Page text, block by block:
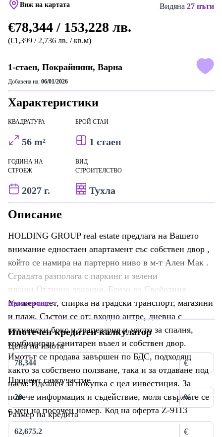
Виж на картата Видяна 27 пъти
€78,344 / 153,228 лв.
(€1,399 / 2,736 лв. / кв.м)
1-стаен, Покрайнини, Варна
Добавена на: 06/01/2026
Характеристики
КВАДРАТУРА
56 m²
БРОЙ СТАИ
1 стаен
ГОДИНА НА
СТРОЕЖ
2027 г.
ВИД
СТРОИТЕЛСТВО
Тухла
Описание
HOLDING GROUP real estate предлага на Вашето
внимание едностаен апартамент със собствен двор ,
който се намира на партерно ниво в м-т Ален Мак .
Сградата разполага с паркинг и зелени
площи.Отлична локация. Близо до Свободния
Университет, спирка на градски транспорт, магазини
и плаж. Състои се от: входно антре, дневна с
кухненски бокс и трапезария и място за спалня,
комбиниран санитарен възел и собствен двор.
Имотът се продава завършен по БДС, подходящ
както за собствено ползване, така и за отдаване под
наем. Идеален за покупка с цел инвестиция. За
повече информация и съдействие, моля свържете се
с мен на посочен номер. Код на оферта Z-9113
Прочети още
Ипотечен кредитен калкулатор
Цена на имота
€
Процент самоучастие
%
Размер на кредита
€